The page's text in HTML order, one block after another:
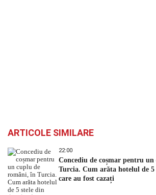
ARTICOLE SIMILARE
22:00
Concediu de coșmar pentru
Turcia. Cum arăta hotelul de
care au fost cazați